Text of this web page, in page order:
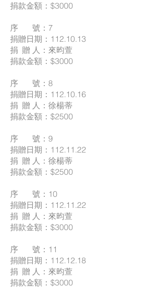
捐款金額：$3000
序 號：7
捐贈日期：112.10.13
捐 贈 人：來昀萱
捐款金額：$3000
序 號：8
捐贈日期：112.10.16
捐 贈 人：徐楊蒂
捐款金額：$2500
序 號：9
捐贈日期：112.11.22
捐 贈 人：徐楊蒂
捐款金額：$2500
序 號：10
捐贈日期：112.11.22
捐 贈 人：來昀萱
捐款金額：$3000
序 號：11
捐贈日期：112.12.18
捐 贈 人：來昀萱
捐款金額：$3000